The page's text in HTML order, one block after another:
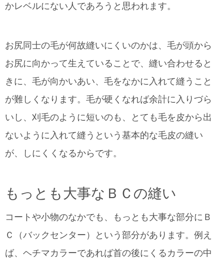
かレベルにない人であろうと思われます。
お尻同士の毛が何故縫いにくいのかは、毛が頭から
お尻に向かって生えていることで、縫い合わせると
きに、毛が向かいあい、毛をなかに入れて縫うこと
が難しくなります。毛が硬くなれば余計に入りづら
いし、刈毛のように短いのも、とても毛を皮から出
ないように入れて縫うという基本的な毛皮の縫い
が、しにくくなるからです。
もっとも大事なＢＣの縫い
コートや小物のなかでも、もっとも大事な部分にＢ
Ｃ（バックセンター）という部分があります。例え
ば、ヘチマカラーであれば首の後にくるカラーの中